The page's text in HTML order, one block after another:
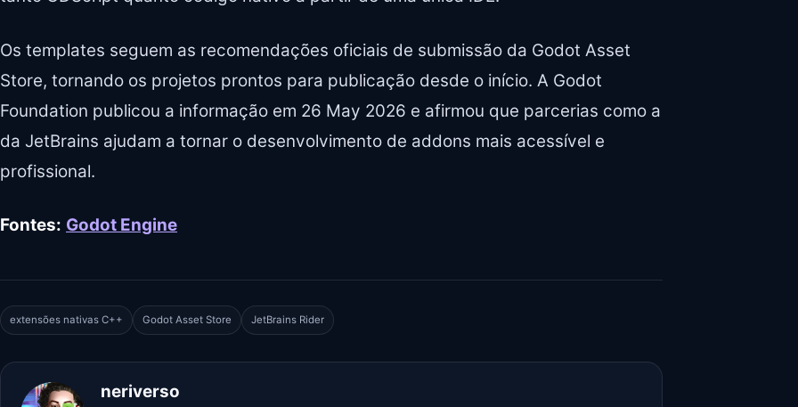
Os templates seguem as recomendações oficiais de submissão da Godot Asset
Store, tornando os projetos prontos para publicação desde o início. A Godot
Foundation publicou a informação em 26 May 2026 e afirmou que parcerias como a
da JetBrains ajudam a tornar o desenvolvimento de addons mais acessível e
profissional.
Fontes: Godot Engine
extensões nativas C++ Godot Asset Store JetBrains Rider
neriverso